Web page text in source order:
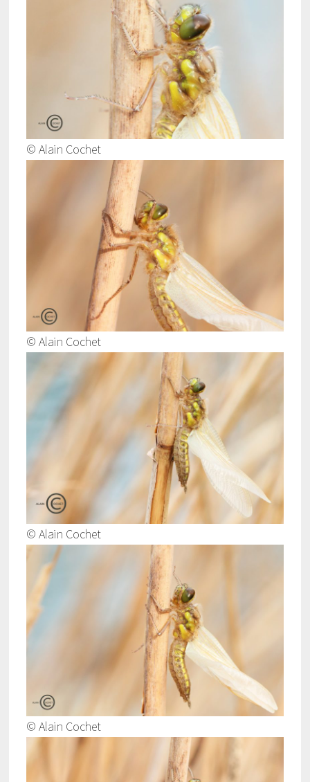
© Alain Cochet
© Alain Cochet
© Alain Cochet
© Alain Cochet